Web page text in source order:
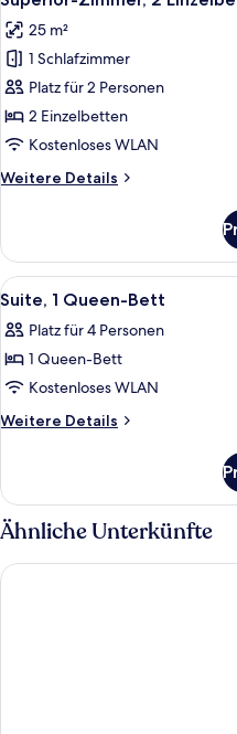
und
Schlafsofa
Fotos
für
Superior-
Zimmer,
2 Einzelbetten
anzeigen
25 m²
1 Schlafzimmer
Platz für 2 Personen
2 Einzelbetten
Kostenloses WLAN
Weitere Details
Weitere
Zimmer,
2 Einzelbetten
Alle
Fotos
für
Suite,
1
Queen-
8
Suite, 1 Queen-Bett
Platz für 4 Personen
1 Queen-Bett
Kostenloses WLAN
Weitere Details
Weitere
1
Queen-
Bett
Ähnliche Unterkünfte
Holiday Inn Edinburgh Zoo by